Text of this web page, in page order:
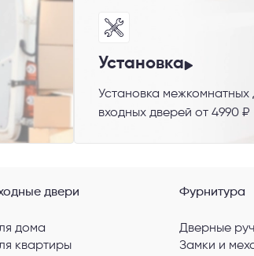
Установка
Установка межкомнатных
входных дверей от 4990 ₽
двери
дома
квартиры
Фурнитура
Дверные
Замки и
данных .